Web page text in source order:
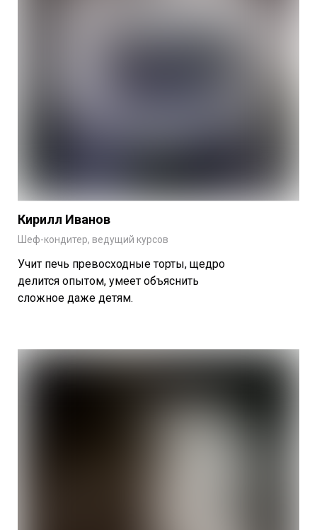
Кирилл Иванов
Шеф-кондитер, ведущий курсов
Учит печь превосходные торты, щедро
делится опытом, умеет объяснить
сложное даже детям.